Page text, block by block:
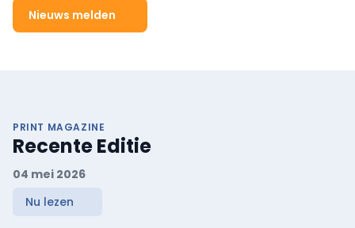
Nieuws melden
PRINT MAGAZINE
Recente Editie
04 mei 2026
Nu lezen